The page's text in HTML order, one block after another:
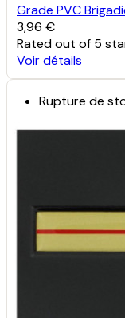
Grade PVC
3,96 €
Ratedout of 5
Voir détails
Rupture de